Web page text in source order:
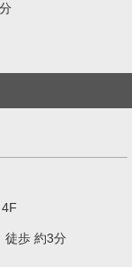
徒歩 約3分